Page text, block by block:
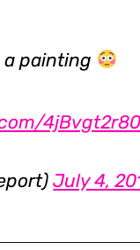
a painting
4jBvgt2r80
July 4,